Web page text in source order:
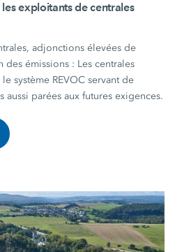
exploitants de centrales
adjonctions élevées de
desémissions : Les centrales
système REVOC servant de
parées aux futures exigences.